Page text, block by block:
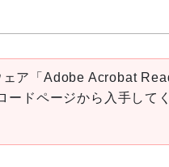
ア「Adobe Acrobat
ドページから入手してく